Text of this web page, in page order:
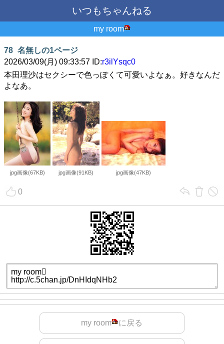
いつもちゃんねる
my room
78 名無しの1ページ
2026/03/09(月) 09:33:57 ID:r3ilYsqc0
本田理沙はセクシーで色っぽくて可愛いよなぁ。好きなんだ
よなあ。
jpg画像(67KB) jpg画像(91KB) jpg画像(47KB)
0
my room に戻る